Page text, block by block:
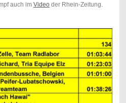
auch im Videoder Rhein-Zeitung.